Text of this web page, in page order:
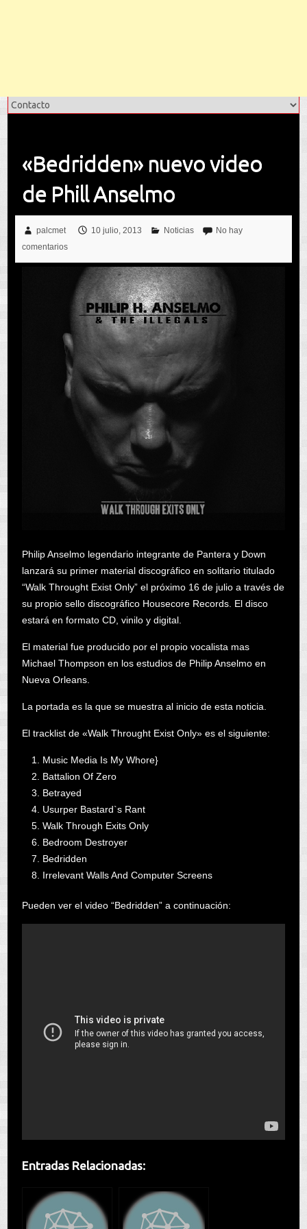
«Bedridden» nuevo video
de Phill Anselmo
palcmet 10 julio, 2013 Noticias
No hay
comentarios
Philip Anselmo legendario integrante de Pantera y Down
lanzará su primer material discográfico en solitario titulado
“Walk Throught Exist Only” el próximo 16 de julio a través de
su propio sello discográfico Housecore Records. El disco
estará en formato CD, vinilo y digital.
El material fue producido por el propio vocalista mas
Michael Thompson en los estudios de Philip Anselmo en
Nueva Orleans.
La portada es la que se muestra al inicio de esta noticia.
El tracklist de «Walk Throught Exist Only» es el siguiente:
Music Media Is My Whore}
Battalion Of Zero
Betrayed
Usurper Bastard`s Rant
Walk Through Exits Only
Bedroom Destroyer
Bedridden
Irrelevant Walls And Computer Screens
Pueden ver el video “Bedridden” a continuación:
Entradas Relacionadas: